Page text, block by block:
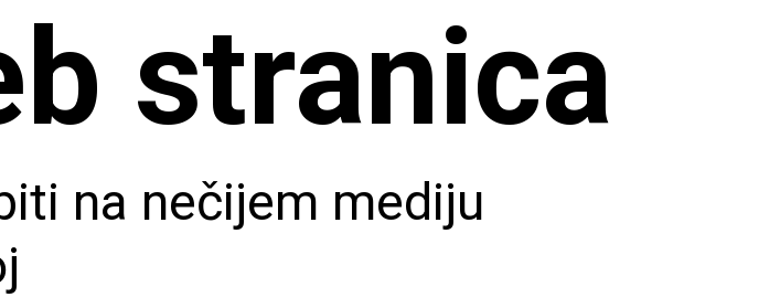
stranica
na nečijem mediju